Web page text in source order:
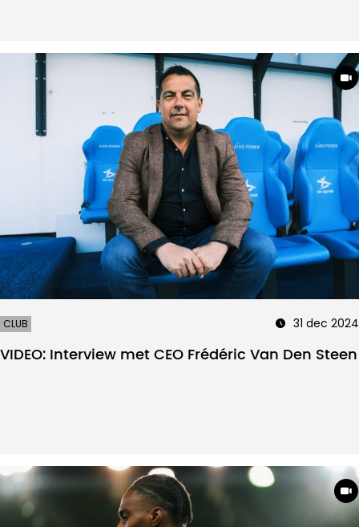
CLUB 31 dec 2024
VIDEO: Interview met CEO Frédéric Van Den Steen